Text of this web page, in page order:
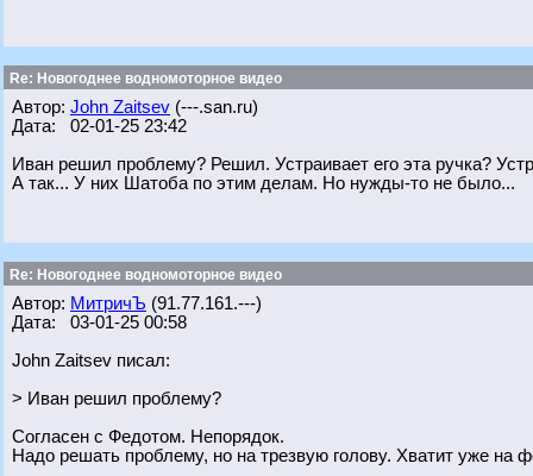
Re: Новогоднее водномоторное видео
Автор: John Zaitsev (---.san.ru)
Дата: 02-01-25 23:42
Иван решил проблему? Решил. Устраивает его эта ручка?
А так... У них Шатоба по этим делам. Но нужды-то не было...
Re: Новогоднее водномоторное видео
Автор: МитричЪ (91.77.161.---)
Дата: 03-01-25 00:58
John Zaitsev писал:
> Иван решил проблему?
Согласен с Федотом. Непорядок.
Надо решать проблему, но на трезвую голову. Хватит уже на